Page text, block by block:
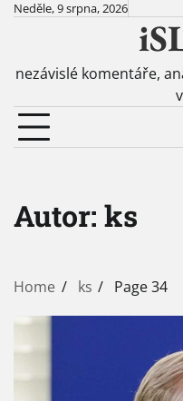
SkipNeděle, 9 srpna, 2026
nezávislé komentáře,
Autor: ks
Home ks Page 34